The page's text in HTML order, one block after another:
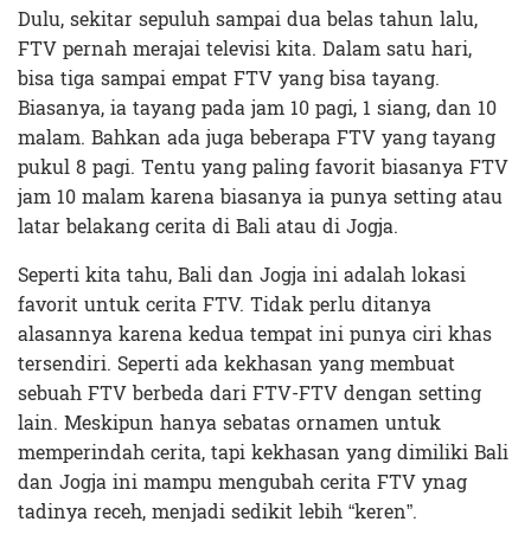
Dulu, sekitar sepuluh sampai dua belas tahun lalu,
FTV pernah merajai televisi kita. Dalam satu hari,
bisa tiga sampai empat FTV yang bisa tayang.
Biasanya, ia tayang pada jam 10 pagi, 1 siang, dan 10
malam. Bahkan ada juga beberapa FTV yang tayang
pukul 8 pagi. Tentu yang paling favorit biasanya FTV
jam 10 malam karena biasanya ia punya setting atau
latar belakang cerita di Bali atau di Jogja.
Seperti kita tahu, Bali dan Jogja ini adalah lokasi
favorit untuk cerita FTV. Tidak perlu ditanya
alasannya karena kedua tempat ini punya ciri khas
tersendiri. Seperti ada kekhasan yang membuat
sebuah FTV berbeda dari FTV-FTV dengan setting
lain. Meskipun hanya sebatas ornamen untuk
memperindah cerita, tapi kekhasan yang dimiliki Bali
dan Jogja ini mampu mengubah cerita FTV ynag
tadinya receh, menjadi sedikit lebih “keren”.